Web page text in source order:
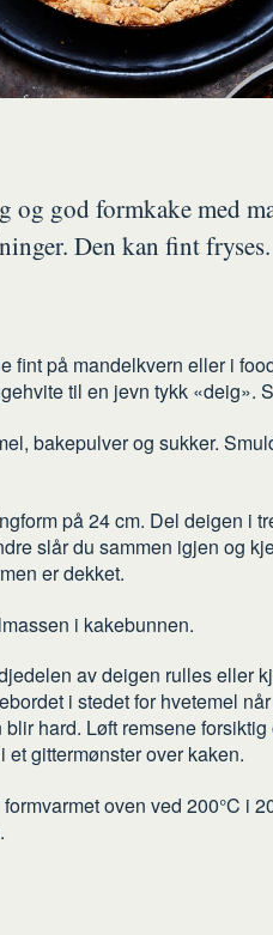
og god formkake med
Den kan fint fryses.
fint på mandelkvern eller i
til en jevn tykk «deig».
bakepulver og sukker.
på 24 cm. Del deigen i
slår du sammen igjen og
er dekket.
i kakebunnen.
av deigen rulles eller
i stedet for hvetemel
hard. Løft remsene
et gittermønster over kaken.
oven ved 200°C i